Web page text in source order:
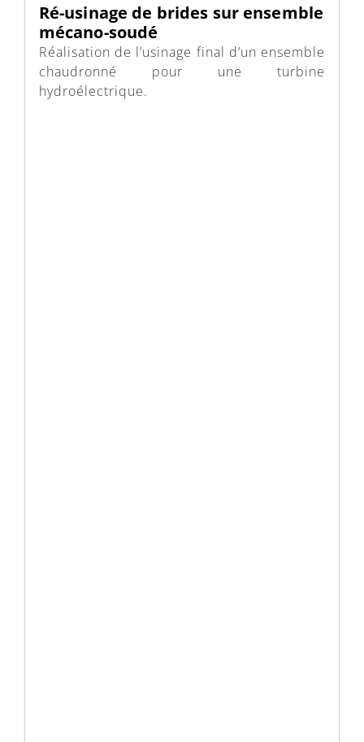
Ré-usinage de brides sur ensemble
mécano-soudé
Réalisation de l’usinage final d’un ensemble
chaudronné pour une turbine
hydroélectrique.